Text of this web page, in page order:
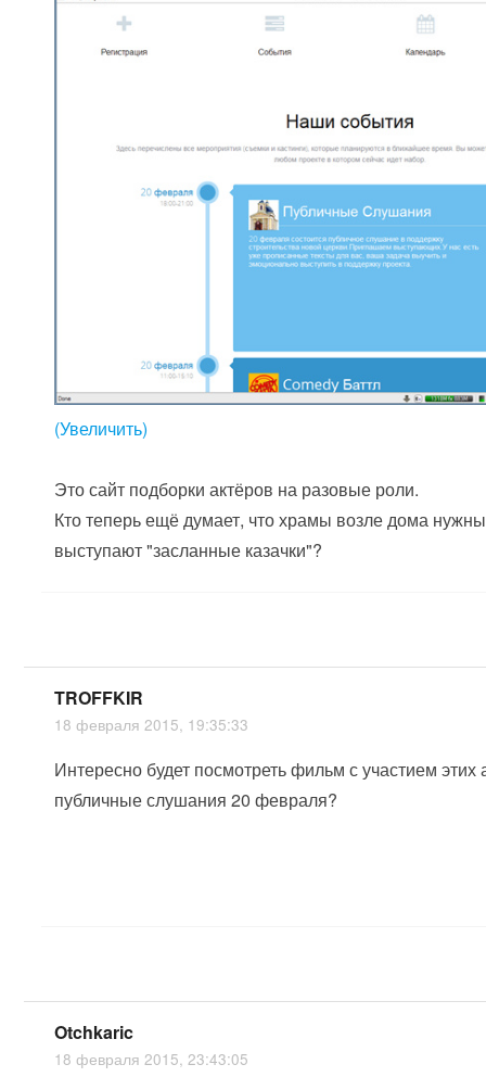
(Увеличить)
Это сайт подборки актёров на разовые роли.
Кто теперь ещё думает, что храмы возле дома
выступают "засланные казачки"?
TROFFKIR
18 февраля 2015, 19:35:33
Интересно будет посмотреть фильм с участием этих
публичные слушания 20 февраля?
Otchkaric
18 февраля 2015, 23:43:05